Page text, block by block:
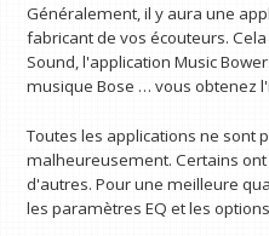
Généralement, il y aura une
fabricant de vos écouteurs.
Sound, l'application Music
musique Bose … vous obtenez
Toutes les applications ne sont
malheureusement. Certains
d'autres. Pour une meilleure
les paramètres EQ et les